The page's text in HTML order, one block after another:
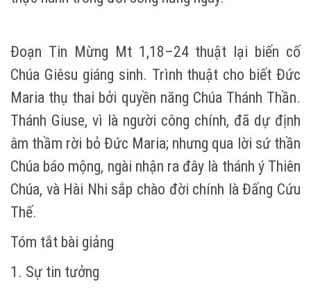
Đoạn Tin Mừng Mt 1,18–24 thuật lại biến cố
Chúa Giêsu giáng sinh. Trình thuật cho biết Đức
Maria thụ thai bởi quyền năng Chúa Thánh Thần.
Thánh Giuse, vì là người công chính, đã dự định
âm thầm rời bỏ Đức Maria; nhưng qua lời sứ thần
Chúa báo mộng, ngài nhận ra đây là thánh ý Thiên
Chúa, và Hài Nhi sắp chào đời chính là Đấng Cứu
Thế.
Tóm tắt bài giảng
1. Sự tin tưởng